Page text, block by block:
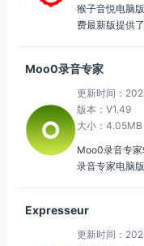
猴子音悦电脑
费最新版提供
的音乐世界。
Moo0录音专家
更新时间：
版本：V1.49
大小：4.05MB
Moo0录音专
录音专家电脑
享，适配多数
Expresseur
更新时间：